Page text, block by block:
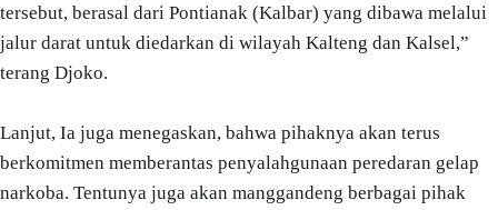
tersebut, berasal dari Pontianak (Kalbar) yang dibawa melalui
jalur darat untuk diedarkan di wilayah Kalteng dan Kalsel,”
terang Djoko.
Lanjut, Ia juga menegaskan, bahwa pihaknya akan terus
berkomitmen memberantas penyalahgunaan peredaran gelap
narkoba. Tentunya juga akan manggandeng berbagai pihak